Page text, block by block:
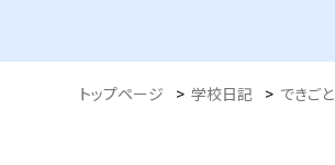
トップページ > 学校日記 > できごと